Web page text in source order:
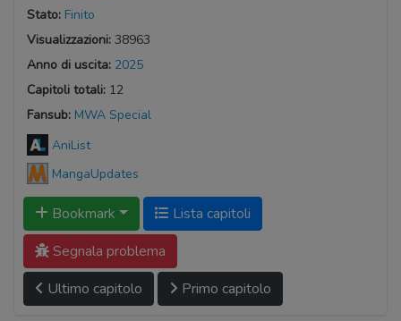
Stato: Finito
Visualizzazioni: 38963
Anno di uscita: 2025
Capitoli totali: 12
Fansub: MWA Special
AniList
MangaUpdates
Bookmark
Lista capitoli
Segnala problema
Ultimo capitolo
Primo capitolo